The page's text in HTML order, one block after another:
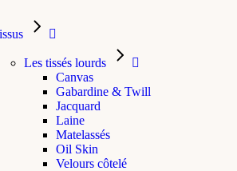
Les tissés lourds
Canvas
Gabardine & Twill
Jacquard
Laine
Matelassés
Oil Skin
Velours côtelé